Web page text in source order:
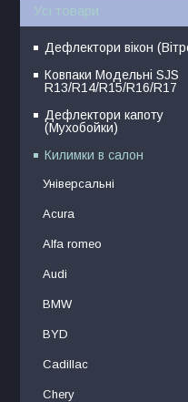
Усі товари
Дефлектори вікон
Ковпаки Модельні SJS
R13/R14/R15/R16/R17
Дефлектори капоту
(Мухобойки)
Килимки в салон
Універсальні
Acura
Alfa romeo
Audi
BMW
BYD
Cadillac
Chery